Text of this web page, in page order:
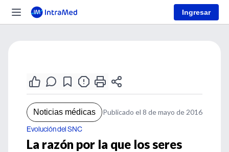
Ingresar
Noticias médicas Publicado el 8 de mayo de 2016
Evolución del SNC
La razón por la que los seres